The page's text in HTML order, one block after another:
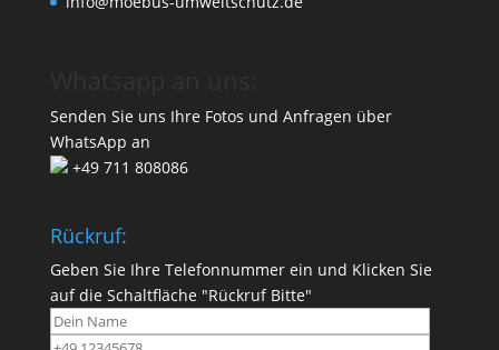
Senden Sie uns Ihre Fotos und Anfragen über
WhatsApp an
+49 711 808086
Rückruf:
Geben Sie Ihre Telefonnummer ein und Klicken Sie
auf die Schaltfläche "Rückruf Bitte"